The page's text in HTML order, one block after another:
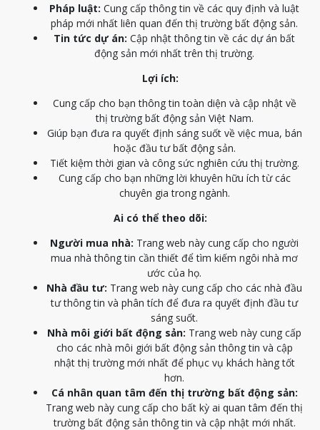
Pháp luật: Cung cấp thông tin về các quy định và luật
pháp mới nhất liên quan đến thị trường bất động sản.
Tin tức dự án: Cập nhật thông tin về các dự án bất
động sản mới nhất trên thị trường.
Lợi ích:
Cung cấp cho bạn thông tin toàn diện và cập nhật về
thị trường bất động sản Việt Nam.
Giúp bạn đưa ra quyết định sáng suốt về việc mua, bán
hoặc đầu tư bất động sản.
Tiết kiệm thời gian và công sức nghiên cứu thị trường.
Cung cấp cho bạn những lời khuyên hữu ích từ các
chuyên gia trong ngành.
Ai có thể theo dõi:
Người mua nhà: Trang web này cung cấp cho người
mua nhà thông tin cần thiết để tìm kiếm ngôi nhà mơ
ước của họ.
Nhà đầu tư: Trang web này cung cấp cho các nhà đầu
tư thông tin và phân tích để đưa ra quyết định đầu tư
sáng suốt.
Nhà môi giới bất động sản: Trang web này cung cấp
cho các nhà môi giới bất động sản thông tin và cập
nhật thị trường mới nhất để phục vụ khách hàng tốt
hơn.
Cá nhân quan tâm đến thị trường bất động sản:
Trang web này cung cấp cho bất kỳ ai quan tâm đến thị
trường bất động sản thông tin và cập nhật mới nhất.